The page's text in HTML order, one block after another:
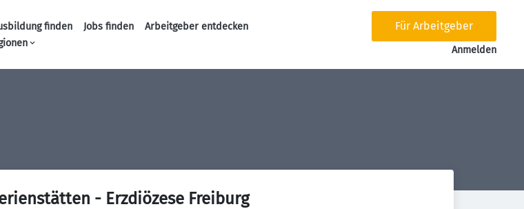
finden Jobs finden
Arbeitgeber entdecken
Für Arbeitgeber
Anmelden
- Erzdiözese Freiburg